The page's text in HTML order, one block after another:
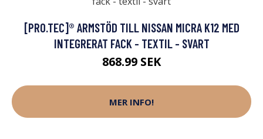
[PRO.TEC]® ARMSTÖD TILL NISSAN MICRA K12 MED
INTEGRERAT FACK - TEXTIL - SVART
868.99 SEK
MER INFO!